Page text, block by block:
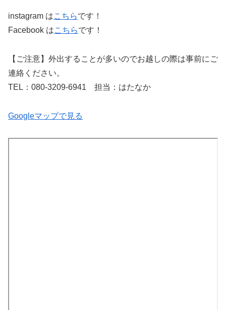
instagram はこちらです！
Facebook はこちらです！
【ご注意】外出することが多いのでお越しの際は事前にご
連絡ください。
TEL：080-3209-6941 担当：はたなか
Googleマップで見る